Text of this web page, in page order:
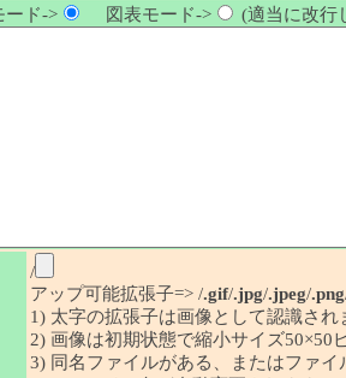
ード->
図表モード-> (適当に改行
/
アップ可能拡張子=> /.gif/.jpg/.jpeg/.png
1) 太字の拡張子は画像として認識され
2) 画像は初期状態で縮小サイズ50×50
3) 同名ファイルがある、またはファ